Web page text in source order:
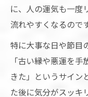
に、人の運気も一度
流れやすくなるのです
特に大事な日や節目
「古い縁や悪運を
きた」というサイン
た後に気分がスッキ